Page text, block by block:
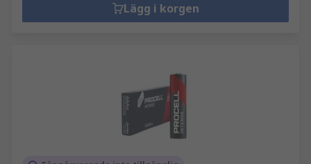
Lägg i korgen